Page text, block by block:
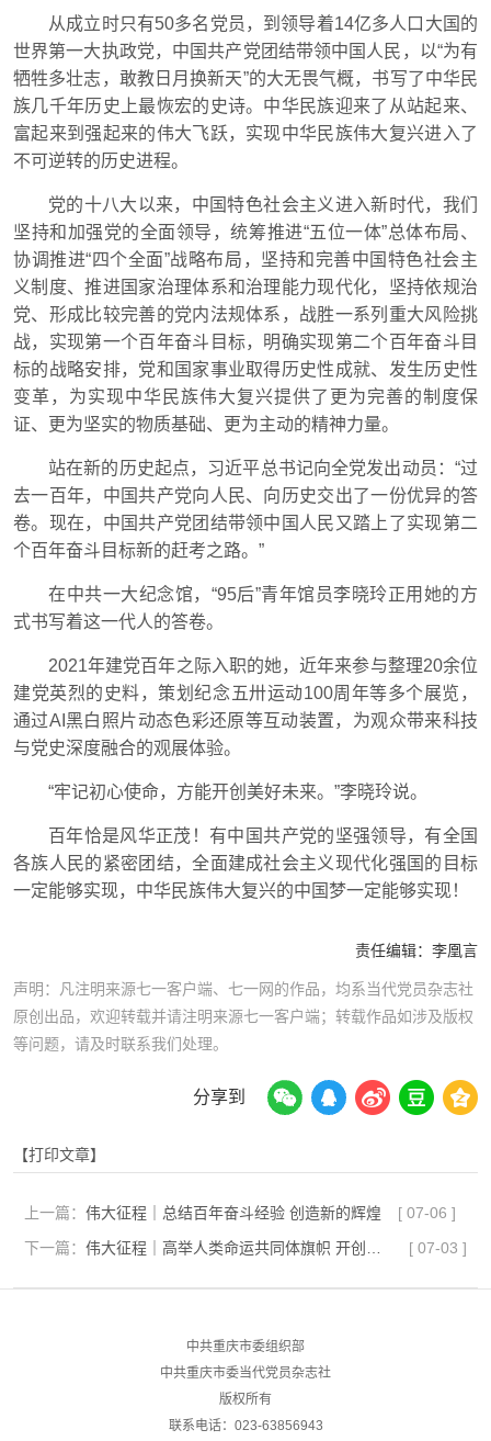
从成立时只有50多名党员，到领导着14亿多人口大国的
世界第一大执政党，中国共产党团结带领中国人民，以“为有
牺牲多壮志，敢教日月换新天”的大无畏气概，书写了中华民
族几千年历史上最恢宏的史诗。中华民族迎来了从站起来、
富起来到强起来的伟大飞跃，实现中华民族伟大复兴进入了
不可逆转的历史进程。
党的十八大以来，中国特色社会主义进入新时代，我们
坚持和加强党的全面领导，统筹推进“五位一体”总体布局、
协调推进“四个全面”战略布局，坚持和完善中国特色社会主
义制度、推进国家治理体系和治理能力现代化，坚持依规治
党、形成比较完善的党内法规体系，战胜一系列重大风险挑
战，实现第一个百年奋斗目标，明确实现第二个百年奋斗目
标的战略安排，党和国家事业取得历史性成就、发生历史性
变革，为实现中华民族伟大复兴提供了更为完善的制度保
证、更为坚实的物质基础、更为主动的精神力量。
站在新的历史起点，习近平总书记向全党发出动员：“过
去一百年，中国共产党向人民、向历史交出了一份优异的答
卷。现在，中国共产党团结带领中国人民又踏上了实现第二
个百年奋斗目标新的赶考之路。”
在中共一大纪念馆，“95后”青年馆员李晓玲正用她的方
式书写着这一代人的答卷。
2021年建党百年之际入职的她，近年来参与整理20余位
建党英烈的史料，策划纪念五卅运动100周年等多个展览，
通过AI黑白照片动态色彩还原等互动装置，为观众带来科技
与党史深度融合的观展体验。
“牢记初心使命，方能开创美好未来。”李晓玲说。
百年恰是风华正茂！有中国共产党的坚强领导，有全国
各族人民的紧密团结，全面建成社会主义现代化强国的目标
一定能够实现，中华民族伟大复兴的中国梦一定能够实现！
责任编辑： 李凰言
声明：凡注明来源七一客户端、七一网的作品，均系当代党员杂志社
原创出品，欢迎转载并请注明来源七一客户端；转载作品如涉及版权
等问题，请及时联系我们处理。
分享到
【打印文章】
上一篇： 伟大征程｜总结百年奋斗经验 创造新的辉煌 [ 07-06 ]
下一篇：
[ 07-03 ]
中共重庆市委组织部
中共重庆市委当代党员杂志社
版权所有
联系电话：023-63856943